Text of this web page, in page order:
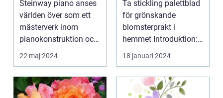
Steinway piano anses
världen över som ett
mästerverk inom
pianokonstruktion och
musik...
22 maj 2024
er
Ta stickling palettblad
för grönskande
blomsterprakt i
hemmet Introduktion:
...
18 januari 2024